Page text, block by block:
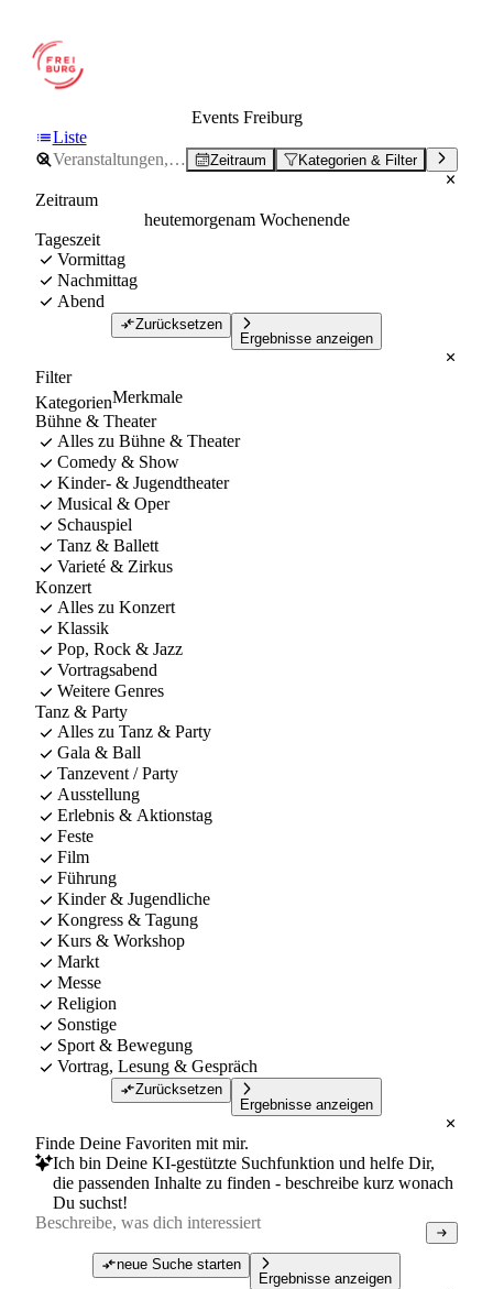
Events Freiburg
Liste
Zeitraum Kategorien & Filter
Zeitraum
heutemorgenam Wochenende
Tageszeit
Vormittag
Nachmittag
Abend
Zurücksetzen
Ergebnisse anzeigen
Filter
KategorienMerkmale
Bühne & Theater
Alles zu Bühne & Theater
Comedy & Show
Kinder- & Jugendtheater
Musical & Oper
Schauspiel
Tanz & Ballett
Varieté & Zirkus
Konzert
Alles zu Konzert
Klassik
Pop, Rock & Jazz
Vortragsabend
Weitere Genres
Tanz & Party
Alles zu Tanz & Party
Gala & Ball
Tanzevent / Party
Ausstellung
Erlebnis & Aktionstag
Feste
Film
Führung
Kinder & Jugendliche
Kongress & Tagung
Kurs & Workshop
Markt
Messe
Religion
Sonstige
Sport & Bewegung
Vortrag, Lesung & Gespräch
Zurücksetzen
Ergebnisse anzeigen
Finde Deine Favoriten mit mir.
Ich bin Deine KI-gestützte Suchfunktion und helfe Dir,
die passenden Inhalte zu finden - beschreibe kurz wonach
Du suchst!
neue Suche starten
Ergebnisse anzeigen